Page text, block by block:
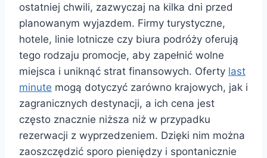
ostatniej chwili, zazwyczaj na kilka dni przed
planowanym wyjazdem. Firmy turystyczne,
hotele, linie lotnicze czy biura podróży oferują
tego rodzaju promocje, aby zapełnić wolne
miejsca i uniknąć strat finansowych. Oferty last
minute mogą dotyczyć zarówno krajowych, jak i
zagranicznych destynacji, a ich cena jest
często znacznie niższa niż w przypadku
rezerwacji z wyprzedzeniem. Dzięki nim można
zaoszczędzić sporo pieniędzy i spontanicznie